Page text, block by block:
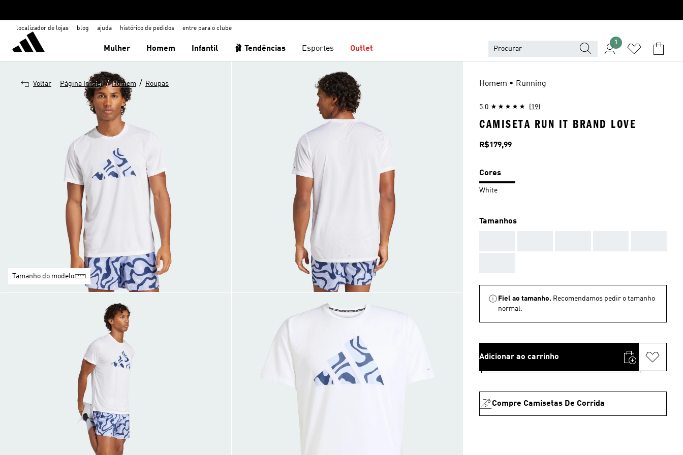
localizador de lojas blog ajuda histórico de pedidos entre para o clube
Mulher Homem Infantil 🩰 Tendências Esportes Outlet
1
Voltar Página Inicial / Homem / Roupas
Tamanho do modelo
Homem • Running
5.0 (19)
CAMISETA RUN IT BRAND LOVE
Preço
R$179,99
Cores
White
Tamanhos
Fiel ao tamanho. Recomendamos pedir o tamanho
normal.
Adicionar ao carrinho
Compre Camisetas De Corrida